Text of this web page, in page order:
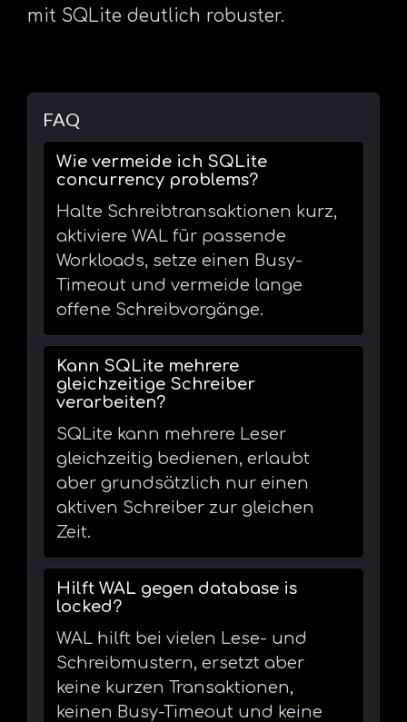
mit SQLite deutlich robuster.
FAQ
Wie vermeide ich SQLite
concurrency problems?
Halte Schreibtransaktionen kurz,
aktiviere WAL für passende
Workloads, setze einen Busy-
Timeout und vermeide lange
offene Schreibvorgänge.
Kann SQLite mehrere
gleichzeitige Schreiber
verarbeiten?
SQLite kann mehrere Leser
gleichzeitig bedienen, erlaubt
aber grundsätzlich nur einen
aktiven Schreiber zur gleichen
Zeit.
Hilft WAL gegen database is
locked?
WAL hilft bei vielen Lese- und
Schreibmustern, ersetzt aber
keine kurzen Transaktionen,
keinen Busy-Timeout und keine